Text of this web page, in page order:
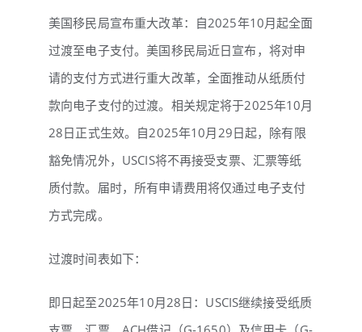
美国移民局宣布重大改革：自2025年10月起全面
过渡至电子支付。美国移民局近日宣布，将对申
请的支付方式进行重大改革，全面推动从纸质付
款向电子支付的过渡。相关规定将于2025年10月
28日正式生效。自2025年10月29日起，除有限
豁免情况外，USCIS将不再接受支票、汇票等纸
质付款。届时，所有申请费用将仅通过电子支付
方式完成。
过渡时间表如下：
即日起至2025年10月28日：USCIS继续接受纸质